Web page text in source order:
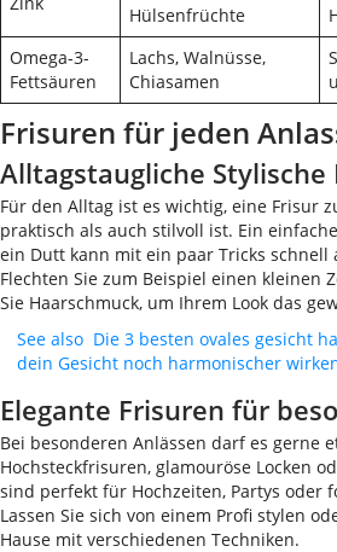
Hülsenfrüchte
Omega-3-
Fettsäuren
Lachs, Walnüsse,
Chiasamen
Frisuren für jeden
Alltagstaugliche Stylische
Für den Alltag ist es wichtig, eine Frisur
praktisch als auch stilvoll ist. Ein
ein Dutt kann mit ein paar Tricks schnell
Flechten Sie zum Beispiel einen kleinen
Sie Haarschmuck, um Ihrem Look das
See also Die 3 besten ovales gesicht
dein Gesicht noch harmonischer
Elegante Frisuren für
Bei besonderen Anlässen darf es gerne
Hochsteckfrisuren, glamouröse Locken
sind perfekt für Hochzeiten, Partys oder
Lassen Sie sich von einem Profi stylen
Hause mit verschiedenen Techniken.